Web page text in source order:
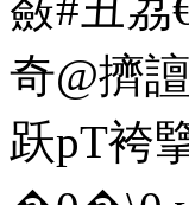
奇@擠
跃pT